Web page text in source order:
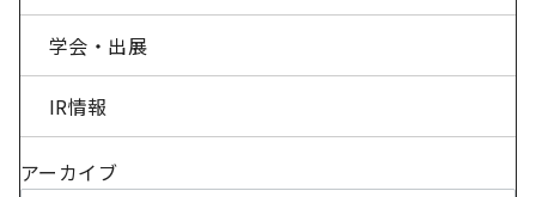
学会・出展
IR情報
アーカイブ